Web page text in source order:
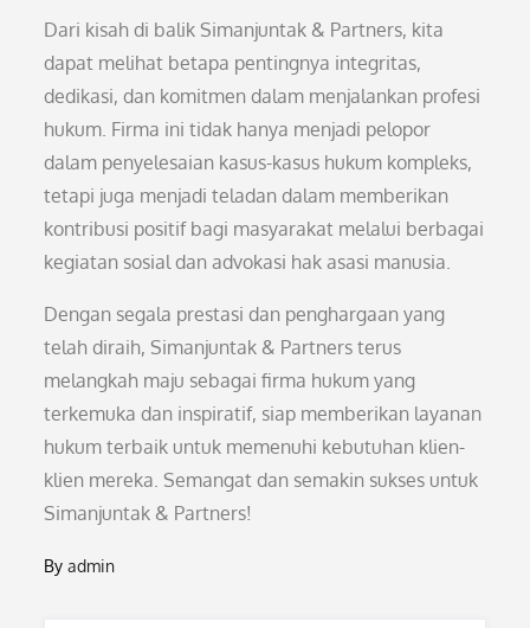
Dari kisah di balik Simanjuntak & Partners, kita
dapat melihat betapa pentingnya integritas,
dedikasi, dan komitmen dalam menjalankan profesi
hukum. Firma ini tidak hanya menjadi pelopor
dalam penyelesaian kasus-kasus hukum kompleks,
tetapi juga menjadi teladan dalam memberikan
kontribusi positif bagi masyarakat melalui berbagai
kegiatan sosial dan advokasi hak asasi manusia.
Dengan segala prestasi dan penghargaan yang
telah diraih, Simanjuntak & Partners terus
melangkah maju sebagai firma hukum yang
terkemuka dan inspiratif, siap memberikan layanan
hukum terbaik untuk memenuhi kebutuhan klien-
klien mereka. Semangat dan semakin sukses untuk
Simanjuntak & Partners!
Byadmin